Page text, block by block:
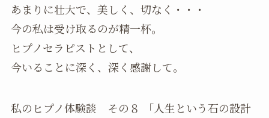
あまりに壮大で、美しく、切なく・・・
今の私は受け取るのが精一杯。
ヒプノセラピストとして、
今いることに深く、深く感謝して。
私のヒプノ体験談 その８ 「人生という石の設計